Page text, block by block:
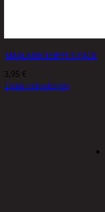
MAALARINTEIPPI 3-PACK
3,95 €
Lisää ostoskoriin